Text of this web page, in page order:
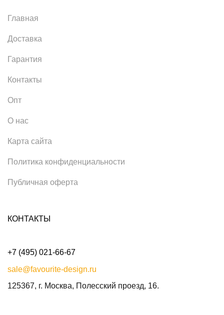
Главная
Доставка
Гарантия
Контакты
Опт
О нас
Карта сайта
Политика конфиденциальности
Публичная оферта
КОНТАКТЫ
+7 (495) 021-66-67
sale@favourite-design.ru
125367, г. Москва, Полесский проезд, 16.